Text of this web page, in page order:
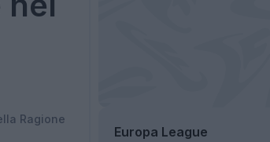
Ragione
Europa League